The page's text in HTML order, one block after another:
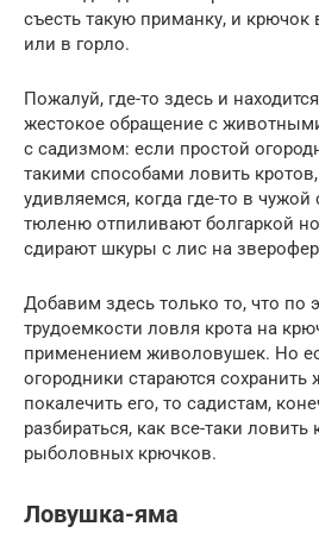
съесть такую приманку, и крючок
или в горло.
Пожалуй, где-то здесь и
жестокое обращение с
с садизмом: если простой
такими способами ловить
удивляемся, когда где-то в
тюленю отпиливают болгаркой
сдирают шкуры с лис на
Добавим здесь только то, что по
трудоемкости ловля крота на
применением живоловушек. Но
огородники стараются сохранить
покалечить его, то садистам,
разбираться, как все-таки ловить
рыболовных крючков.
Ловушка-яма